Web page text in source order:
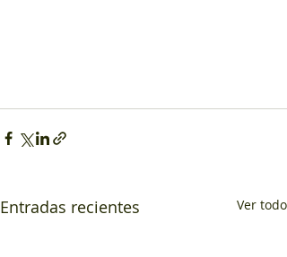
Entradas recientes Ver todo